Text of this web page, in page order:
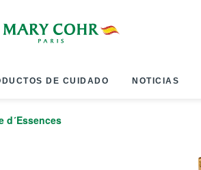
DE CUIDADO NOTICIAS
d´Essences